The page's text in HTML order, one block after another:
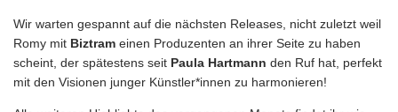
Wir warten gespannt auf die nächsten Releases, nicht zuletzt weil
Romy mit Biztram einen Produzenten an ihrer Seite zu haben
scheint, der spätestens seit Paula Hartmann den Ruf hat, perfekt
mit den Visionen junger Künstler*innen zu harmonieren!